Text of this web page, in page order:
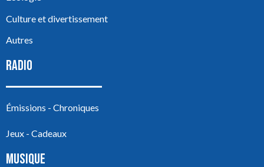
Culture et divertissement
Autres
RADIO
Émissions - Chroniques
Jeux - Cadeaux
MUSIQUE